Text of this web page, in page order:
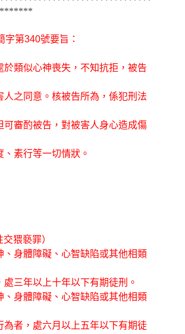
字第340號要旨：
於類似心神喪失，不知抗拒，被告
人之同意。核被告所為，係犯刑法
可審酌被告，對被害人身心造成傷
素行等一切情狀。
猥褻罪）
、身體障礙、心智缺陷或其他相類
三年以上十年以下有期徒刑。
、身體障礙、心智缺陷或其他相類
為者，處六月以上五年以下有期徒